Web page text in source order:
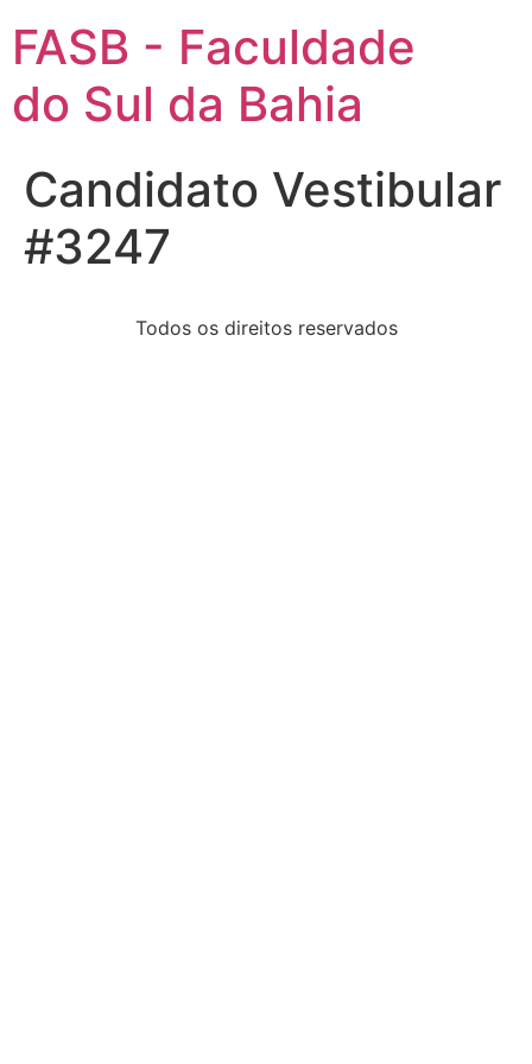
FASB - Faculdade
do Sul da Bahia
Candidato Vestibular
#3247
Todos os direitos reservados